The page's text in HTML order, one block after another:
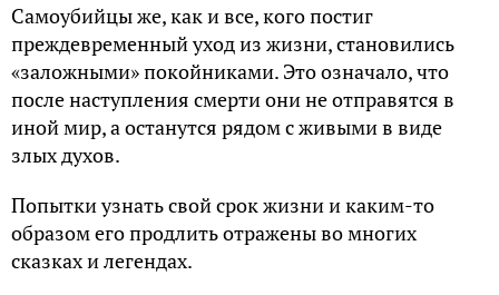
Самоубийцы же, как и все, кого постиг
преждевременный уход из жизни, становились
«заложными» покойниками. Это означало, что
после наступления смерти они не отправятся в
иной мир, а останутся рядом с живыми в виде
злых духов.
Попытки узнать свой срок жизни и каким-то
образом его продлить отражены во многих
сказках и легендах.